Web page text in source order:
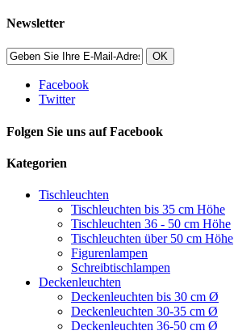
Newsletter
OK
Facebook
Twitter
Folgen Sie uns auf Facebook
Kategorien
Tischleuchten
Tischleuchten bis 35 cm Höhe
Tischleuchten 36 - 50 cm Höhe
Tischleuchten über 50 cm Höhe
Figurenlampen
Schreibtischlampen
Deckenleuchten
Deckenleuchten bis 30 cm Ø
Deckenleuchten 30-35 cm Ø
Deckenleuchten 36-50 cm Ø